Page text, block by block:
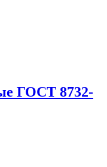
ГОСТ 8732-